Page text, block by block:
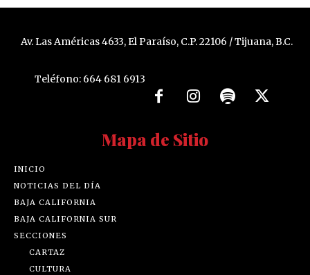
Av. Las Américas 4633, El Paraíso, C.P. 22106 / Tijuana, B.C.
Teléfono: 664 681 6913
Mapa de Sitio
INICIO
NOTICIAS DEL DÍA
BAJA CALIFORNIA
BAJA CALIFORNIA SUR
SECCIONES
CARTAZ
CULTURA